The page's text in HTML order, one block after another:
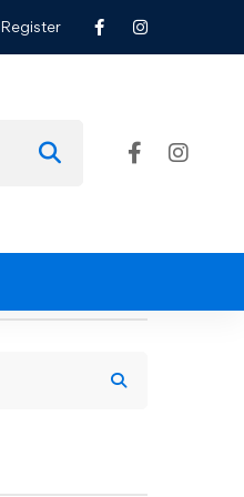
Register